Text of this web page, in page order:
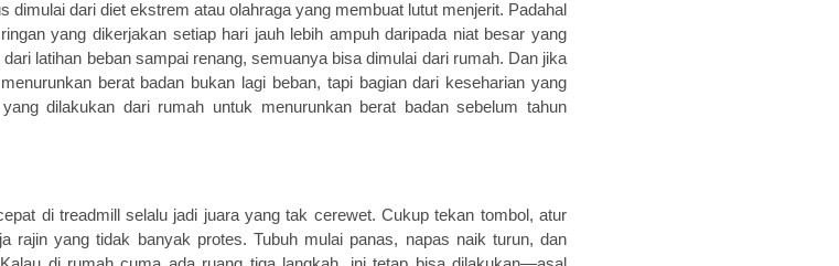
dimulai dari diet ekstrem atau olahraga yang membuat lutut menjerit. Padahal
yang dikerjakan setiap hari jauh lebih ampuh daripada niat besar yang
latihan beban sampai renang, semuanya bisa dimulai dari rumah. Dan jika
berat badan bukan lagi beban, tapi bagian dari keseharian yang
dilakukan dari rumah untuk menurunkan berat badan sebelum tahun
di treadmill selalu jadi juara yang tak cerewet. Cukup tekan tombol, atur
rajin yang tidak banyak protes. Tubuh mulai panas, napas naik turun, dan